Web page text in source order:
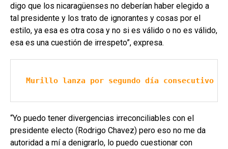
digo que los nicaragüenses no deberían haber elegido a
tal presidente y los trato de ignorantes y cosas por el
estilo, ya esa es otra cosa y no si es válido o no es válido,
esa es una cuestión de irrespeto”, expresa.
Murillo lanza por segundo día consecutivo
“Yo puedo tener divergencias irreconciliables con el
presidente electo (Rodrigo Chavez) pero eso no me da
autoridad a mí a denigrarlo, lo puedo cuestionar con